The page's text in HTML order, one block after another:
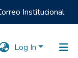
Institucional
Log In